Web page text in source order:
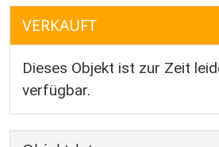
VERKAUFT
Dieses Objekt ist zur Zeit
verfügbar.